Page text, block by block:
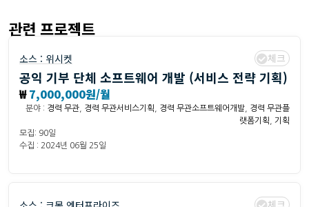
관련 프로젝트
소스 : 위시켓 체크
공익 기부 단체 소프트웨어 개발 (서비스 전략 기획)
₩7,000,000원/월
분야 : 경력 무관 경력 무관서비스기획 경력 무관소프트웨어개발
경력 무관플
랫폼기획
기획
모집: 90일
수집 : 2024년 06월 25일